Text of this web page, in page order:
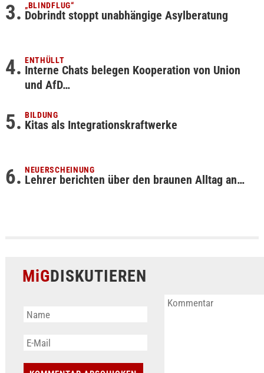
„BLINDFLUG“
Dobrindt stoppt unabhängige Asylberatung
ENTHÜLLT
Interne Chats belegen Kooperation von Union
und AfD…
BILDUNG
Kitas als Integrationskraftwerke
NEUERSCHEINUNG
Lehrer berichten über den braunen Alltag an…
MiGDISKUTIEREN